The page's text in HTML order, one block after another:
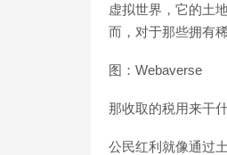
虚拟世界，它的土
而，对于那些拥有
图：Webaverse
那收取的税用来干
公民红利就像通过